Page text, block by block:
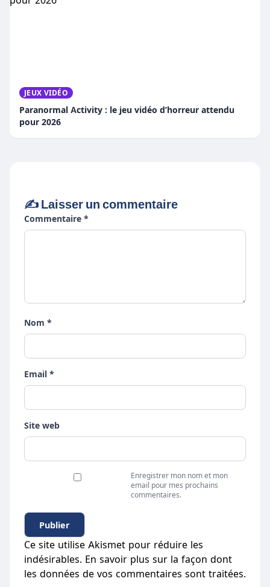
JEUX VIDÉO
Paranormal Activity : le jeu vidéo d’horreur attendu
pour 2026
✍️ Laisser un commentaire
Commentaire *
Nom *
Email *
Site web
Enregistrer mon nom et mon
email pour mes prochains
commentaires.
Ce site utilise Akismet pour réduire les
indésirables. En savoir plus sur la façon dont
les données de vos commentaires sont traitées.